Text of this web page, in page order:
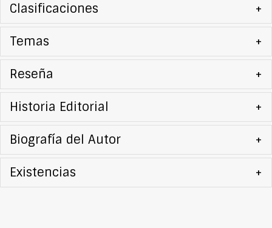
Clasificaciones +
Temas +
Reseña +
Historia Editorial +
Biografía del Autor +
Existencias +